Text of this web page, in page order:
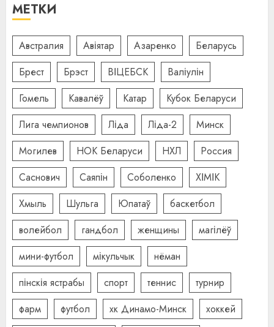
МЕТКИ
Австралия Авіятар Азаренко
Беларусь
Брест
Брэст ВІЦЕБСК
Валіулін
Гомель
Кавалёў Катар
Кубок Беларуси
Лига чемпионов
Ліда Ліда-2
Минск
Могилев
НОК Беларуси НХЛ
Россия
Саснович
Саяпін Соболенко
ХІМІК
Хмыль
Шульга Юпатаў
баскетбол
волейбол
гандбол женщины
магілёў
мини-футбол
мікульчык
нёман
пінскія ястрабы
спорт теннис
турнир
фарм
футбол хк Динамо-Минск
хоккей